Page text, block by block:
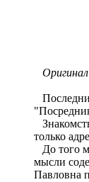
Оригинал
только
До того
мысли
Павловна